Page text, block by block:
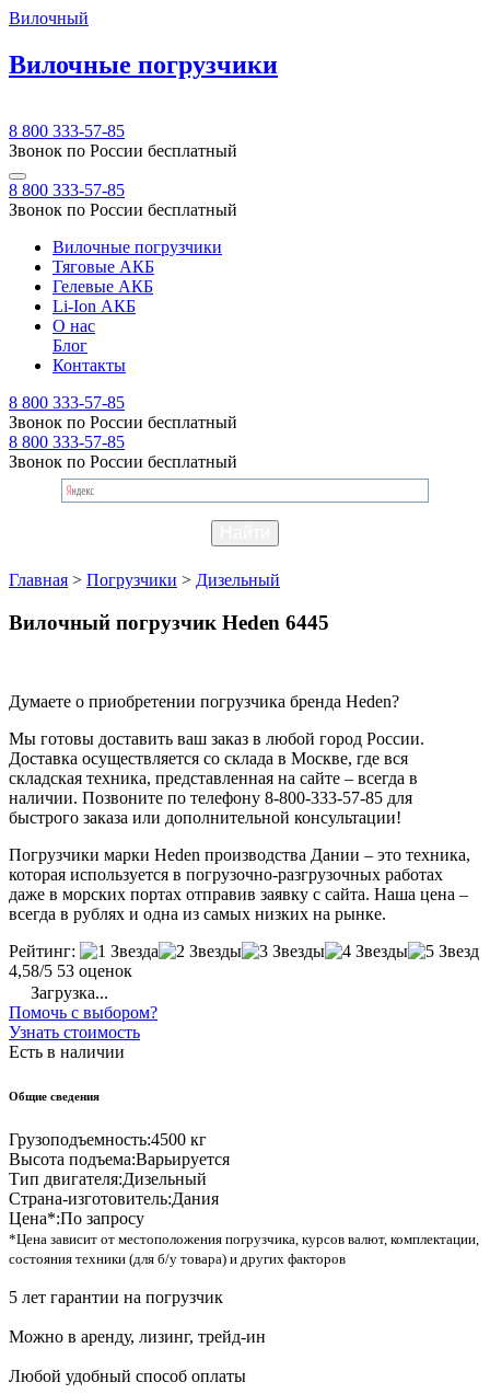
Вилочный
Вилочные погрузчики
8 800 333-57-85
Звонок по России бесплатный
8 800 333-57-85
Звонок по России бесплатный
Вилочные погрузчики
Тяговые АКБ
Гелевые АКБ
Li-Ion АКБ
О нас
Блог
Контакты
8 800 333-57-85
Звонок по России бесплатный
8 800 333-57-85
Звонок по России бесплатный
Главная > Погрузчики > Дизельный
Вилочный погрузчик Heden 6445
Думаете о приобретении погрузчика бренда Heden?
Мы готовы доставить ваш заказ в любой город России.
Доставка осуществляется со склада в Москве, где вся
складская техника, представленная на сайте – всегда в
наличии. Позвоните по телефону 8-800-333-57-85 для
быстрого заказа или дополнительной консультации!
Погрузчики марки Heden производства Дании – это техника,
которая используется в погрузочно-разгрузочных работах
даже в морских портах отправив заявку с сайта. Наша цена –
всегда в рублях и одна из самых низких на рынке.
Рейтинг:
4,58/5 53 оценок
Загрузка...
Помочь с выбором?
Узнать стоимость
Есть в наличии
Общие сведения
Грузоподъемность:4500 кг
Высота подъема:Варьируется
Тип двигателя:Дизельный
Страна-изготовитель:Дания
Цена*:По запросу
*Цена зависит от местоположения погрузчика, курсов валют, комплектации,
состояния техники (для б/у товара) и других факторов
5 лет гарантии на погрузчик
Можно в аренду, лизинг, трейд-ин
Любой удобный способ оплаты